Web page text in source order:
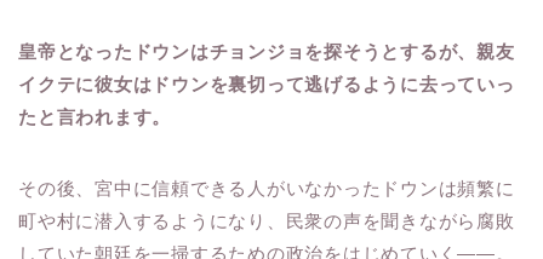
皇帝となったドウンはチョンジョを探そうとするが、親友
イクテに彼女はドウンを裏切って逃げるように去っていっ
たと言われます。
その後、宮中に信頼できる人がいなかったドウンは頻繁に
町や村に潜入するようになり、民衆の声を聞きながら腐敗
していた朝廷を一掃するための政治をはじめていく――。